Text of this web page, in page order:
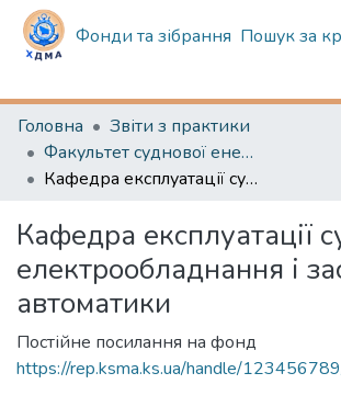
Фонди та зібрання Пошук за
Головна
Звіти з практики
Факультет суднової енергетики
Кафедра експлуатації суднового електрообладнання і засобів автоматики
Кафедра експлуатації
електрообладнання і
автоматики
Постійне посилання на фонд
https://rep.ksma.ks.ua/handle/